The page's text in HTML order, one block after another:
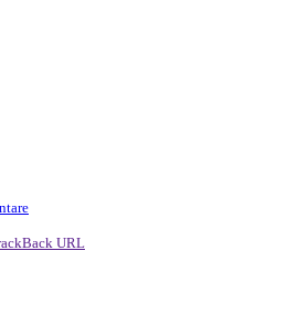
URL